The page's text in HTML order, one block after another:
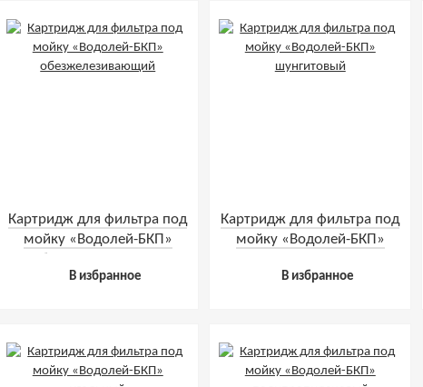
Картридж для фильтра под
мойку «Водолей-БКП»
В избранное
Картридж для фильтра под
мойку «Водолей-БКП»
В избранное